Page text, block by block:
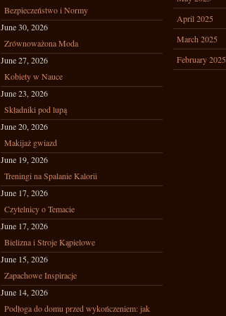
Bezpieczeństwo i Normy
June 30, 2026
Zrównoważona Moda
June 27, 2026
Kobiety w Nauce
June 23, 2026
Składniki pod lupą
June 20, 2026
Makijaż gwiazd
June 19, 2026
Treningi na Spalanie Kalorii
June 17, 2026
Czytelnicy o Temacie
June 17, 2026
Bielizna i Stroje Kąpielowe
June 15, 2026
Zapachowe Inspiracje
June 14, 2026
Podłoga do domu przed wykończeniem: jak
April 2025
March 2025
February 2025